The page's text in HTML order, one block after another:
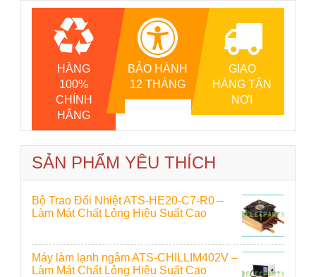
HÀNG
100%
CHÍNH
HÃNG
BẢO HÀNH
12 THÁNG
GIAO
HÀNG TẬN
NƠI
SẢN PHẨM YÊU THÍCH
Bộ Trao Đổi Nhiệt ATS-HE20-C7-R0 –
Làm Mát Chất Lỏng Hiệu Suất Cao
Máy làm lạnh ngâm ATS-CHILLIM402V –
Làm Mát Chất Lỏng Hiệu Suất Cao